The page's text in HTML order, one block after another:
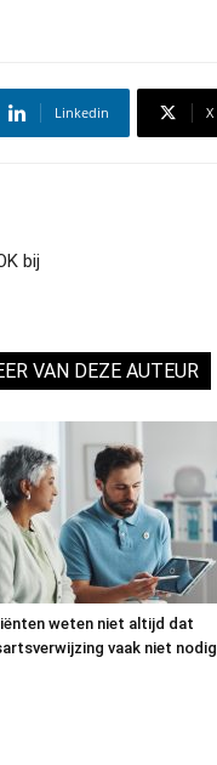
Linkedin X
bij
VAN DEZE AUTEUR
weten niet altijd dat
vaak niet